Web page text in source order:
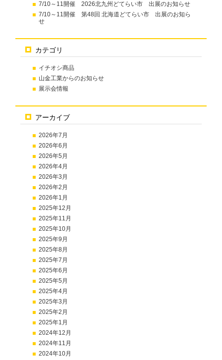
7/10～11開催 2026北九州どてらい市 出展のお知らせ
7/10～11開催 第48回 北海道どてらい市 出展のお知ら
せ
カテゴリ
イチオシ商品
山金工業からのお知らせ
展示会情報
アーカイブ
2026年7月
2026年6月
2026年5月
2026年4月
2026年3月
2026年2月
2026年1月
2025年12月
2025年11月
2025年10月
2025年9月
2025年8月
2025年7月
2025年6月
2025年5月
2025年4月
2025年3月
2025年2月
2025年1月
2024年12月
2024年11月
2024年10月